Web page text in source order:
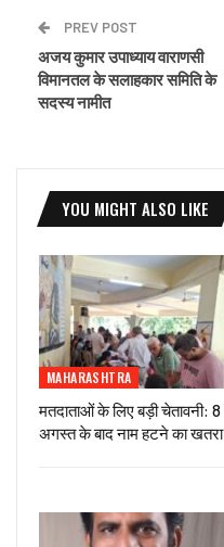
PREV POST
अजय कुमार उपाध्याय वाराणसी
विमानतल के सलाह‌कार समिति के
सदस्य नामीत
YOU MIGHT ALSO LIKE
MAHARASHTRA
मतदाताओं के लिए बड़ी चेतावनी: 8
अगस्त के बाद नाम हटने का खतरा